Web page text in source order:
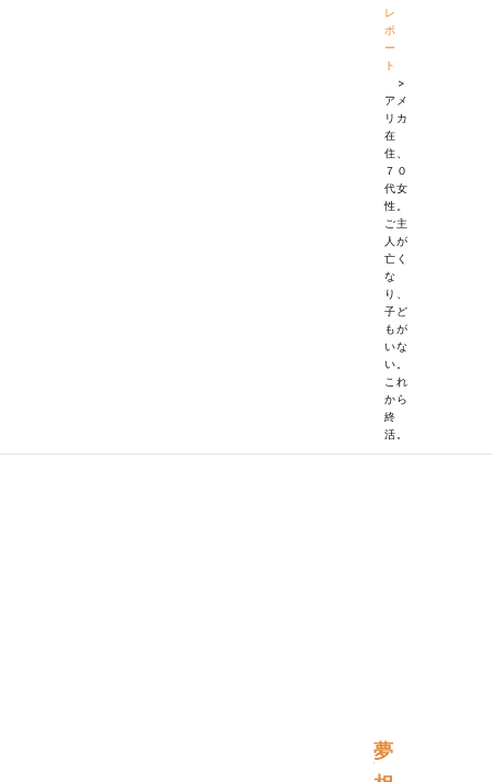
レ
ポ
ー
ト
>
アメ
リカ
在
住、
７０
代女
性。
ご主
人が
亡く
な
り、
子ど
もが
いな
い。
これ
から
終
活。
夢